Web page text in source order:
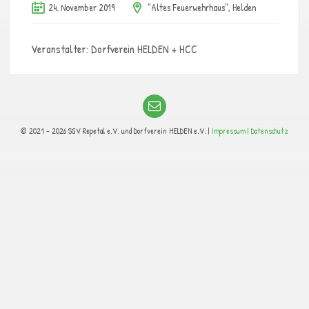
24. November 2019 "Altes Feuerwehrhaus", Helden
Veranstalter: Dorfverein HELDEN + HCC
© 2021 - 2026 SGV Repetal e.V. und Dorfverein HELDEN e.V. | Impressum | Datenschutz